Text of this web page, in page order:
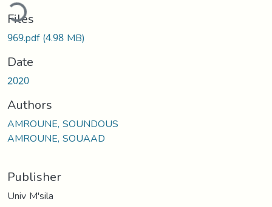
Files
969.pdf(4.98 MB)
Date
2020
Authors
AMROUNE, SOUNDOUS
AMROUNE, SOUAAD
Publisher
Univ M'sila